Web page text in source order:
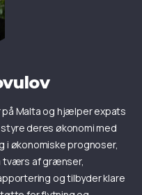
på Malta og hjælper expats
deres økonomi med
i økonomiske prognoser,
tværs af grænser,
og tilbyder klare